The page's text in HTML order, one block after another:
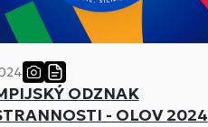
ODZNAK
- OLOV 2024